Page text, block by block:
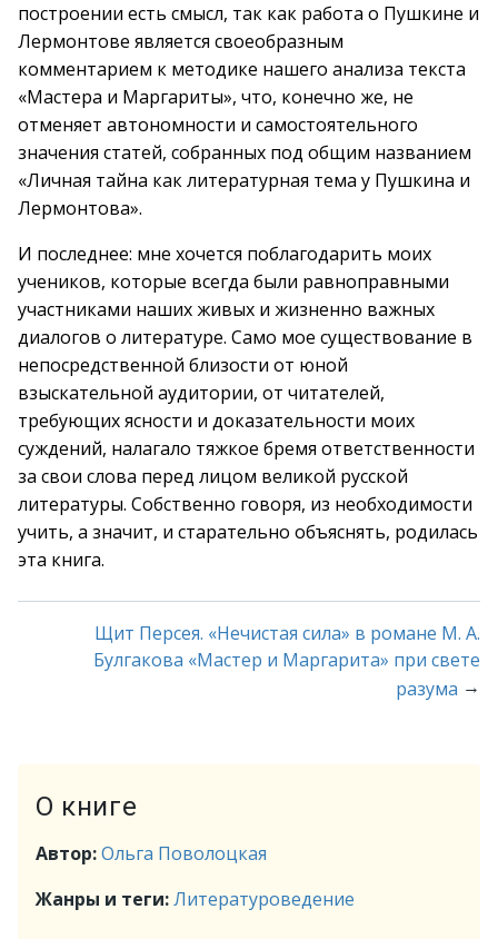
построении есть смысл, так как работа о Пушкине и
Лермонтове является своеобразным
комментарием к методике нашего анализа текста
«Мастера и Маргариты», что, конечно же, не
отменяет автономности и самостоятельного
значения статей, собранных под общим названием
«Личная тайна как литературная тема у Пушкина и
Лермонтова».
И последнее: мне хочется поблагодарить моих
учеников, которые всегда были равноправными
участниками наших живых и жизненно важных
диалогов о литературе. Само мое существование в
непосредственной близости от юной
взыскательной аудитории, от читателей,
требующих ясности и доказательности моих
суждений, налагало тяжкое бремя ответственности
за свои слова перед лицом великой русской
литературы. Собственно говоря, из необходимости
учить, а значит, и старательно объяснять, родилась
эта книга.
Щит Персея. «Нечистая сила» в романе M. А.
Булгакова «Мастер и Маргарита» при свете
разума →
О книге
Автор:Ольга Поволоцкая
Жанры и теги:Литературоведение